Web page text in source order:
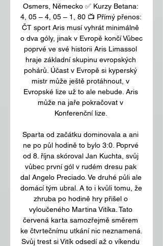
Osmers, Německo ✅ Kurzy Betana:
4, 05 – 4, 05 – 1, 80 📺 Přímý přenos:
ČT sport Aris musí vyhrát minimálně
o dva góly, jinak v Evropě končí Vůbec
poprvé ve své historii Aris Limassol
hraje základní skupinu evropských
pohárů. Účast v Evropě si kyperský
mistr může ještě protáhnout, v
Evropské lize už to ale nebude. Aris
může na jaře pokračovat v
Konferenční lize.
Sparta od začátku dominovala a ani
ne po půl hodině to bylo 3:0. Poprvé
od 8. října skóroval Jan Kuchta, svůj
vůbec první gól v rudém dresu pak
dal Angelo Preciado. Ve druhé půli ale
domácí tým ubral. A to i kvůli tomu, že
zhruba po hodině hry přišel o
vyloučeného Martina Vitíka. Tato
červená karta samozřejmě směrem
ke čtvrtečnímu utkání nic neznamená.
Svůj trest si Vitík odsedí až o víkendu